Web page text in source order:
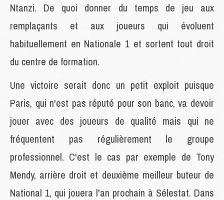
Ntanzi. De quoi donner du temps de jeu aux
remplaçants et aux joueurs qui évoluent
habituellement en Nationale 1 et sortent tout droit
du centre de formation.
Une victoire serait donc un petit exploit puisque
Paris, qui n'est pas réputé pour son banc, va devoir
jouer avec des joueurs de qualité mais qui ne
fréquentent pas régulièrement le groupe
professionnel. C'est le cas par exemple de Tony
Mendy, arrière droit et deuxième meilleur buteur de
National 1, qui jouera l'an prochain à Sélestat. Dans